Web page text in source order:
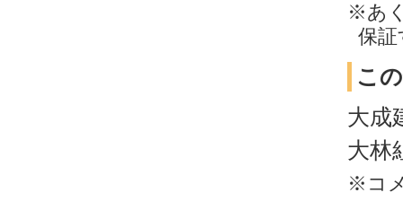
※あ
保
こ
大成
大林
※コ